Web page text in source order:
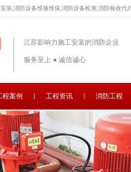
装,消防设备维修维保,消防设备检测,消防验收代
江苏影响力施工安装的消防企业
服务至上 ● 诚信诚心
程案例 工程资讯 消防工程